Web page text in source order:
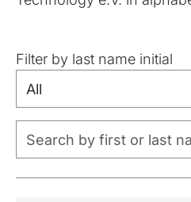
Filter by last name initial